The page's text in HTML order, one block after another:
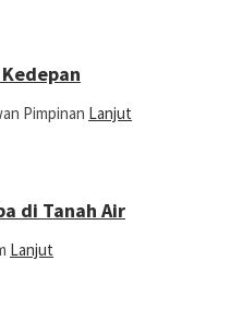
Pimpinan Lanjut
di Tanah Air
Lanjut